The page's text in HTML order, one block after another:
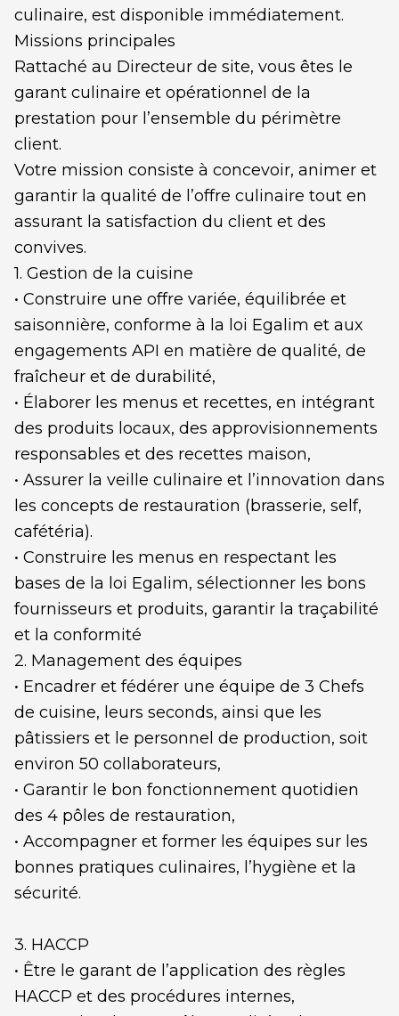
culinaire, est disponible immédiatement.
Missions principales
Rattaché au Directeur de site, vous êtes le
garant culinaire et opérationnel de la
prestation pour l’ensemble du périmètre
client.
Votre mission consiste à concevoir, animer et
garantir la qualité de l’offre culinaire tout en
assurant la satisfaction du client et des
convives.
1. Gestion de la cuisine
• Construire une offre variée, équilibrée et
saisonnière, conforme à la loi Egalim et aux
engagements API en matière de qualité, de
fraîcheur et de durabilité,
• Élaborer les menus et recettes, en intégrant
des produits locaux, des approvisionnements
responsables et des recettes maison,
• Assurer la veille culinaire et l’innovation dans
les concepts de restauration (brasserie, self,
cafétéria).
• Construire les menus en respectant les
bases de la loi Egalim, sélectionner les bons
fournisseurs et produits, garantir la traçabilité
et la conformité
2. Management des équipes
• Encadrer et fédérer une équipe de 3 Chefs
de cuisine, leurs seconds, ainsi que les
pâtissiers et le personnel de production, soit
environ 50 collaborateurs,
• Garantir le bon fonctionnement quotidien
des 4 pôles de restauration,
• Accompagner et former les équipes sur les
bonnes pratiques culinaires, l’hygiène et la
sécurité.
3. HACCP
• Être le garant de l’application des règles
HACCP et des procédures internes,